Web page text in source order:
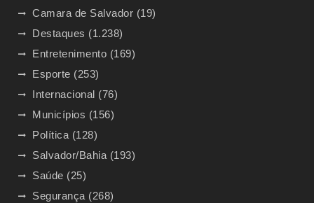
Camara de Salvador (19)
Destaques (1.238)
Entretenimento (169)
Esporte (253)
Internacional (76)
Municípios (156)
Política (128)
Salvador/Bahia (193)
Saúde (25)
Segurança (268)